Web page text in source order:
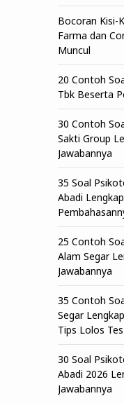
Bocoran Kisi-
Farma dan
Muncul
20 Contoh
Tbk Beserta
30 Contoh
Sakti Group
Jawabannya
35 Soal
Abadi
25 Contoh
Alam Segar
Jawabannya
35 Contoh
Segar
Tips Lolos
30 Soal
Abadi 2026
Jawabannya